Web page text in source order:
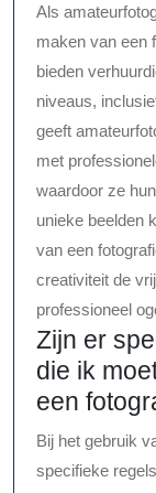
Als
maken van een
bieden
niveaus,
geeft
met
waardoor ze
unieke beelden
van een
creativiteit de
professioneel
Zijn er
die ik
een
Bij het gebruik
specifieke